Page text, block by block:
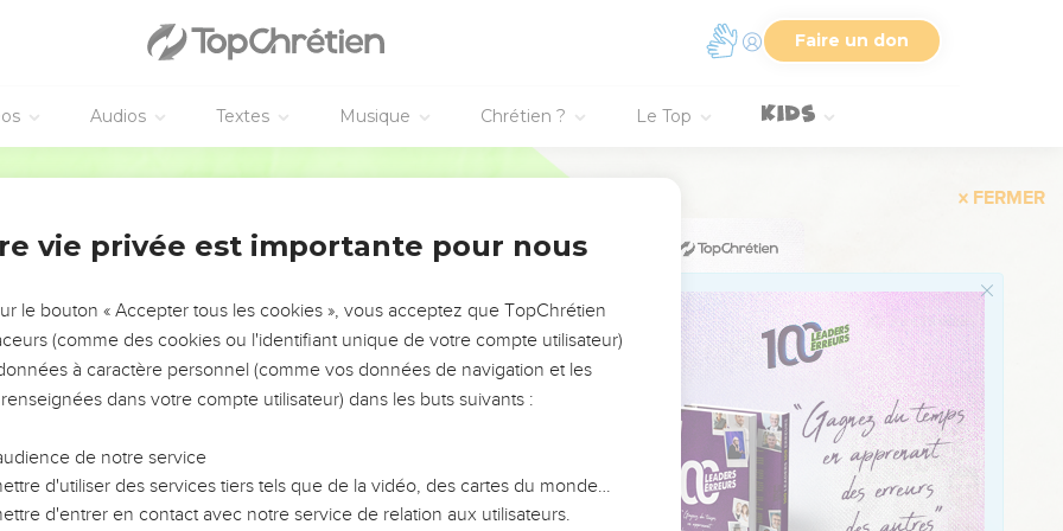
Faire un don
Audios Textes Musique Chrétien ? Le Top
leurs villes, le pays tout entier et tous ses habitants furent terrorisés en
des crochets aux narines, et on le conduisit au roi de Babylone, et on l’emprisonna
qu’on n’entende plus tous ses rugissements sur les monts d’Israël.
la vigne
à une vigne plantée au bord de l’eau au temps de ton repos. Elle donnait du fruit et
à l’eau abondante.
qui étaient vigoureuses et devinrent des sceptres de souverains. Sa taille s’éleva
frappait la vue par sa grandeur et ses nombreux sarments.
avec fureur, on l’a jetée par terre. Le vent d’orient l’a desséchée et ses fruits sont
au désert dans une terre aride, sur un sol desséché.
et dévoré sarments et fruits. Il ne poussera plus de rameaux vigoureux : plus
vie privée est importante pour nous
le bouton « Accepter tous les cookies », vous acceptez que TopChrétien
(comme des cookies ou l'identifiant unique de votre compte utilisateur)
à caractère personnel (comme vos données de navigation et les
dans votre compte utilisateur) dans les buts suivants :
de notre service
d'utiliser des services tiers tels que de la vidéo, des cartes du monde…
d'entrer en contact avec notre service de relation aux utilisateurs.